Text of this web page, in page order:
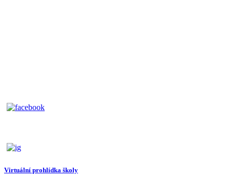
Virtuální prohlídka školy